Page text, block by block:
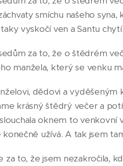
smíchu našeho
vyskočí ven a Santu chytí.
za to, že o štědrém
manžela, který se venku
dědovi a vyděšeným
krásný štědrý večer a
oknem to venkovní
konečně užívá. A tak jsem
za to, že jsem nezakročila,